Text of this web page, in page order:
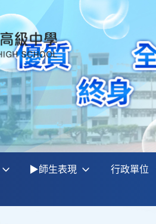
▶師生表現 行政單位